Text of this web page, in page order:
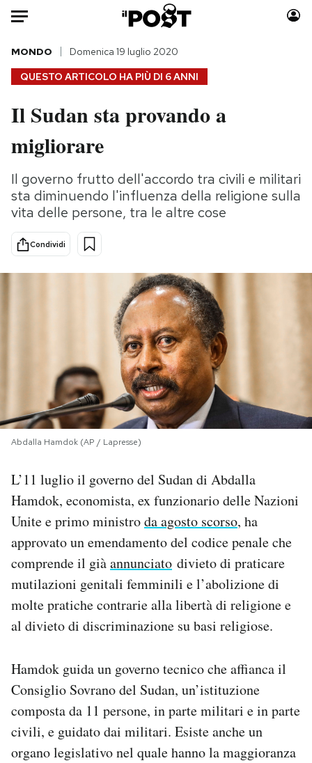
Auto
HOME
Italia
Politica
Tecnologia
Internet
Scienza
Cultura
Economia
Moda
Storie/Idee
Ok Boomer!
Media
Mondiali calcio 2026
NEWSLETTER
I MIEI PREFERITI
SHOP
CALENDARIO
AREA PERSONALE
Area Personale
Newsletter
Notifiche mobile
Hai bisogno di aiuto?
Esci
QUESTO ARTICOLO HA PIÙ DI 6 ANNI
MONDO Domenica 19 luglio 2020
Il Sudan sta provando a
migliorare
Il governo frutto dell'accordo tra civili e militari
sta diminuendo l'influenza della religione sulla
vita delle persone, tra le altre cose
Condividi
Abdalla Hamdok (AP / Lapresse)
L’11 luglio il governo del Sudan di Abdalla
Hamdok, economista, ex funzionario delle Nazioni
Unite e primo ministroda agosto scorso, ha
approvato un emendamento del codice penale che
comprende il giàannunciato divieto di praticare
mutilazioni genitali femminili e l’abolizione di
molte pratiche contrarie alla libertà di religione e
al divieto di discriminazione su basi religiose.
Hamdok guida un governo tecnico che affianca il
Consiglio Sovrano del Sudan, un’istituzione
composta da 11 persone, in parte militari e in parte
civili, e guidato dai militari. Esiste anche un
organo legislativo nel quale hanno la maggioranza